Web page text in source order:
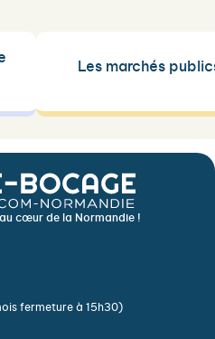
Les marchés
cœur de la Normandie !
fermeture à 15h30)